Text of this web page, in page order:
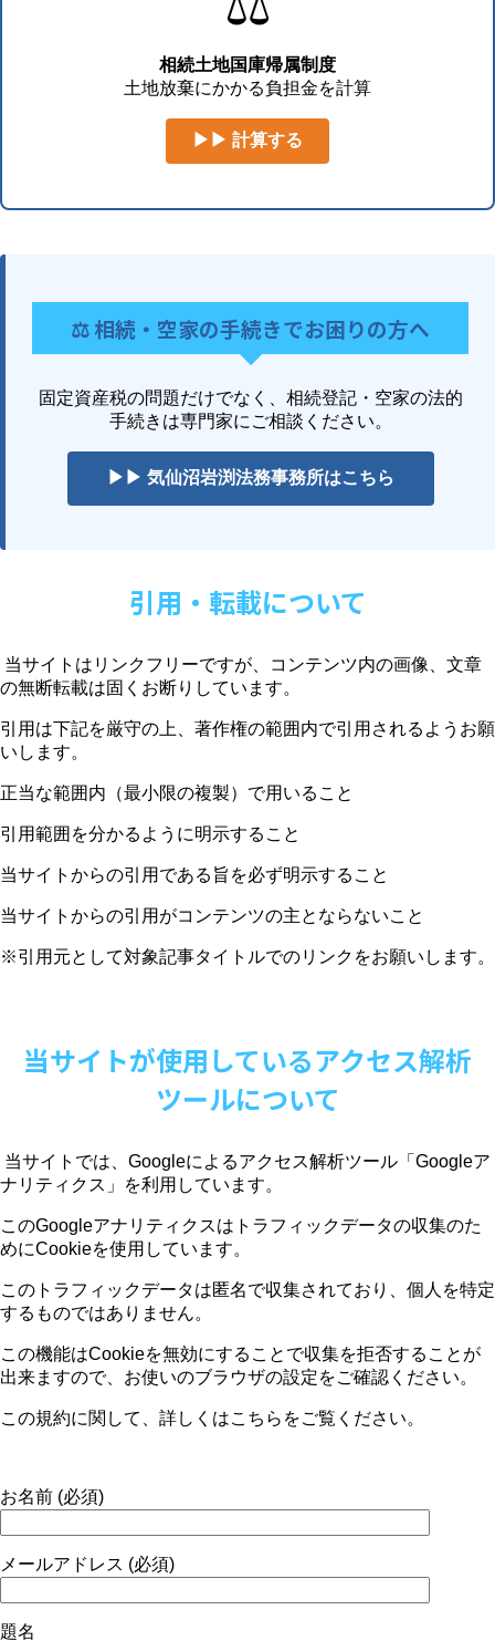
相続土地国庫帰属制度
土地放棄にかかる負担金を計算
▶▶ 計算する
⚖️ 相続・空家の手続きでお困りの方へ
固定資産税の問題だけでなく、相続登記・空家の法的
手続きは専門家にご相談ください。
▶▶ 気仙沼岩渕法務事務所はこちら
引用・転載について
当サイトはリンクフリーですが、コンテンツ内の画像、文章
の無断転載は固くお断りしています。
引用は下記を厳守の上、著作権の範囲内で引用されるようお願
いします。
正当な範囲内（最小限の複製）で用いること
引用範囲を分かるように明示すること
当サイトからの引用である旨を必ず明示すること
当サイトからの引用がコンテンツの主とならないこと
※引用元として対象記事タイトルでのリンクをお願いします。
当サイトが使用しているアクセス解析
ツールについて
当サイトでは、 Googleによるアクセス解析ツール「 Googleア
ナリティクス」を利用しています。
このGoogleアナリティクスはトラフィックデータの収集のた
めにCookieを使用しています。
このトラフィックデータは匿名で収集されており、個人を特定
するものではありません。
この機能はCookieを無効にすることで収集を拒否することが
出来ますので、お使いのブラウザの設定をご確認ください。
この規約に関して、詳しくはこちらをご覧ください。
お名前 (必須)
メールアドレス (必須)
題名